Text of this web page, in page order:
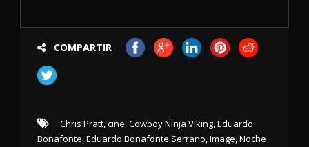
COMPARTIR
Chris Pratt,cine,Cowboy Ninja Viking,Eduardo
Bonafonte,Eduardo Bonafonte Serrano,Image,Noche